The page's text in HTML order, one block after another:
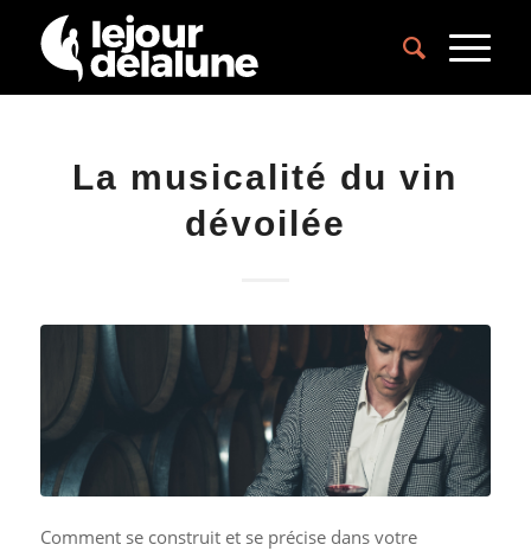
La musicalité du vin
dévoilée
Comment se construit et se précise dans votre